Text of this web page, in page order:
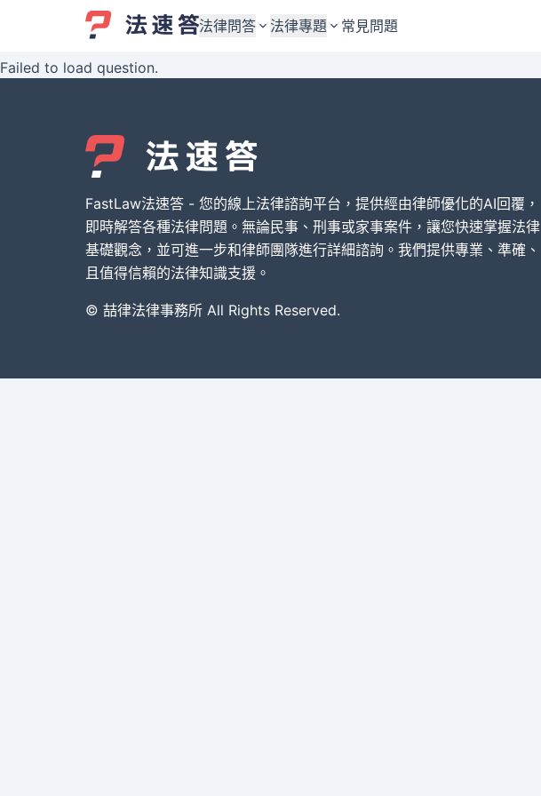
法律問答
婚姻與監護權
債務與債權
刑事犯罪案件
其他案件類型
法律專題
婚姻與監護權
債務與債權
刑事犯罪案件
其他案件類型
常見問題
Failed to load question.
FastLaw法速答 - 您的線上法律諮詢平台，提供經由律師優化的AI回覆，
即時解答各種法律問題。無論民事、刑事或家事案件，讓您快速掌握法律
基礎觀念，並可進一步和律師團隊進行詳細諮詢。我們提供專業、準確、
且值得信賴的法律知識支援。
© 喆律法律事務所 All Rights Reserved.